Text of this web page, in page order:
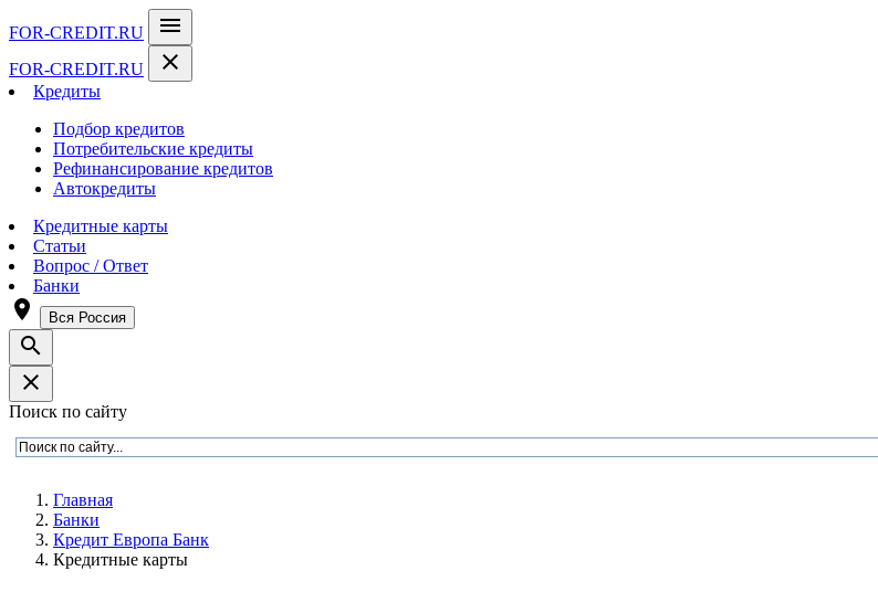
FOR-CREDIT.RU menu
FOR-CREDIT.RU close
Кредиты
Подбор кредитов
Потребительские кредиты
Рефинансирование кредитов
Автокредиты
Кредитные карты
Статьи
Вопрос / Ответ
Банки
room Вся Россия
search
close
Поиск по сайту
Главная
Банки
Кредит Европа Банк
Кредитные карты